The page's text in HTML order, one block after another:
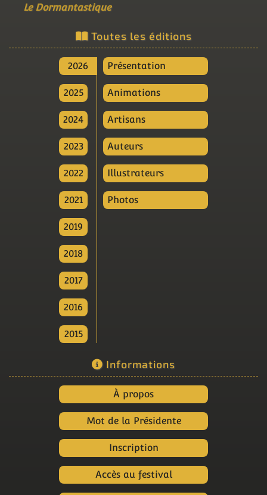
Le Dormantastique
Toutes les éditions
2026
2025
2024
2023
2022
2021
2019
2018
2017
2016
2015
Présentation
Animations
Artisans
Auteurs
Illustrateurs
Photos
Informations
À propos
Mot de la Présidente
Inscription
Accès au festival